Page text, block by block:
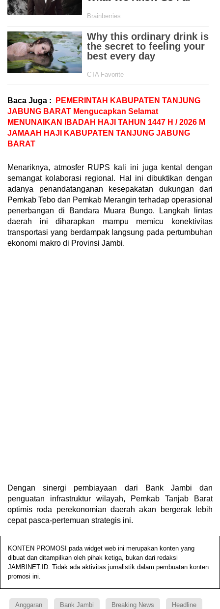
Baca Juga :
PEMERINTAH KABUPATEN TANJUNG
JABUNG BARAT Mengucapkan Selamat
MENUNAIKAN IBADAH HAJI TAHUN 1447 H / 2026 M
JAMAAH HAJI KABUPATEN TANJUNG JABUNG
BARAT
Menariknya, atmosfer RUPS kali ini juga kental dengan
semangat kolaborasi regional. Hal ini dibuktikan dengan
adanya penandatanganan kesepakatan dukungan dari
Pemkab Tebo dan Pemkab Merangin terhadap operasional
penerbangan di Bandara Muara Bungo. Langkah lintas
daerah ini diharapkan mampu memicu konektivitas
transportasi yang berdampak langsung pada pertumbuhan
ekonomi makro di Provinsi Jambi.
Dengan sinergi pembiayaan dari Bank Jambi dan
penguatan infrastruktur wilayah, Pemkab Tanjab Barat
optimis roda perekonomian daerah akan bergerak lebih
cepat pasca-pertemuan strategis ini.
KONTEN PROMOSI pada widget web ini merupakan konten yang
dibuat dan ditampilkan oleh pihak ketiga, bukan dari redaksi
JAMBINET.ID. Tidak ada aktivitas jurnalistik dalam pembuatan konten
promosi ini.
Anggaran Bank Jambi Breaking News Headline